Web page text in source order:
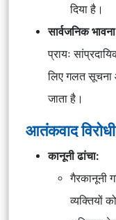
दिया है।
सार्वजनिक
प्रायः
लिए गलत सूचना
जाता है।
आतंकवाद
कानूनी ढांचा:
गैरकानूनी
व्यक्तियों